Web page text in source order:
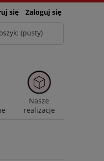
się Zaloguj się
(pusty)
Nasze
realizacje